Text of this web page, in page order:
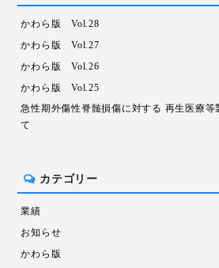
かわら版 Vol.28
かわら版 Vol.27
かわら版 Vol.26
かわら版 Vol.25
急性期外傷性脊髄損傷に対する 再生医療
て
カテゴリー
業績
お知らせ
かわら版